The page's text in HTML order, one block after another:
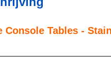
Marble